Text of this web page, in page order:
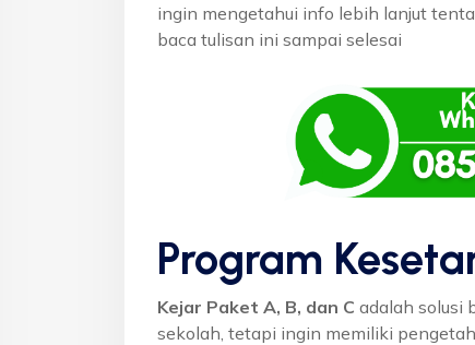
ingin mengetahui info lebih lanjut
baca tulisan ini sampai selesai
Program
Kejar Paket A, B, dan C adalah solusi
sekolah, tetapi ingin memiliki